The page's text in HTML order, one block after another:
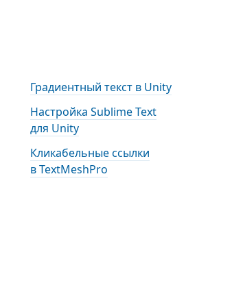
Градиентный текст в Unity
Настройка Sublime Text
для Unity
Кликабельные ссылки
в TextMeshPro